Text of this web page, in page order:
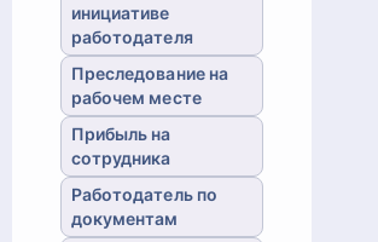
инициативе
работодателя
Преследование на
рабочем месте
Прибыль на
сотрудника
Работодатель по
документам